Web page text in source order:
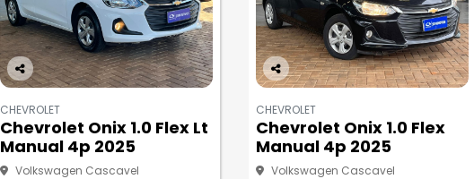
Co
pa
rtil
he
CHEVROLET
Chevrolet Onix 1.0 Flex Lt
Manual 4p 2025
Volkswagen Cascavel
Co
pa
rtil
he
CHEVROLET
Chevrolet Onix 1.0 Flex
Manual 4p 2025
Volkswagen Cascavel